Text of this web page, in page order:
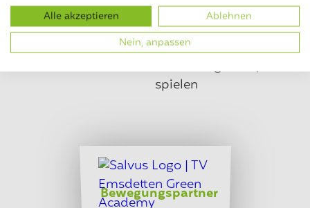
Wölfe
Im TVE seit2025
Lieblings­spielerDomagoj Duvnjak
HobbiesHandball gucken, Dart
spielen
Bewegungspartner
Alle akzeptieren
Ablehnen
Nein, anpassen